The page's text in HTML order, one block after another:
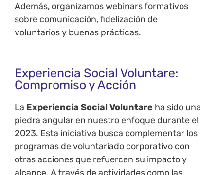
Además, organizamos webinars formativos
sobre comunicación, fidelización de
voluntarios y buenas prácticas.
Experiencia Social Voluntare:
Compromiso y Acción
La Experiencia Social Voluntare ha sido una
piedra angular en nuestro enfoque durante el
2023. Esta iniciativa busca complementar los
programas de voluntariado corporativo con
otras acciones que refuercen su impacto y
alcance. A través de actividades como las